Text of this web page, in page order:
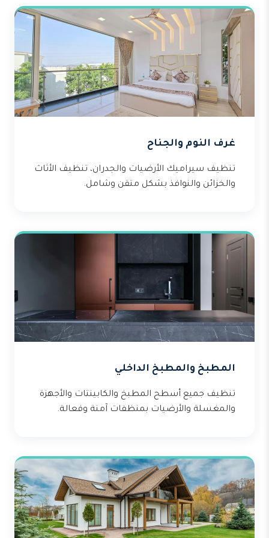
غرف النوم والجناح
تنظيف سيراميك الأرضيات والجدران، تنظيف الأثاث
والخزائن والنوافذ بشكل متقن وشامل.
المطبخ والمطبخ الداخلي
تنظيف جميع أسطح المطبخ والكابينتات والأجهزة
والمغسلة والأرضيات بمنظفات آمنة وفعالة.